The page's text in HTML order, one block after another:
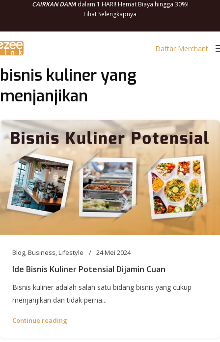
CAIRKAN DANAdalam 1 HARI! Hemat Biaya hingga 30%!
Lihat Selengkapnya
Daftar Merchant
bisnis kuliner yang
menjanjikan
Blog,Business,Lifestyle 24 Mei 2024
Ide Bisnis Kuliner Potensial Dijamin Cuan
Bisnis kuliner adalah salah satu bidang bisnis yang cukup
menjanjikan dan tidak perna...
Continue reading